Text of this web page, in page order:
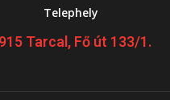
Telephely
Tarcal, Fő út 133/1.